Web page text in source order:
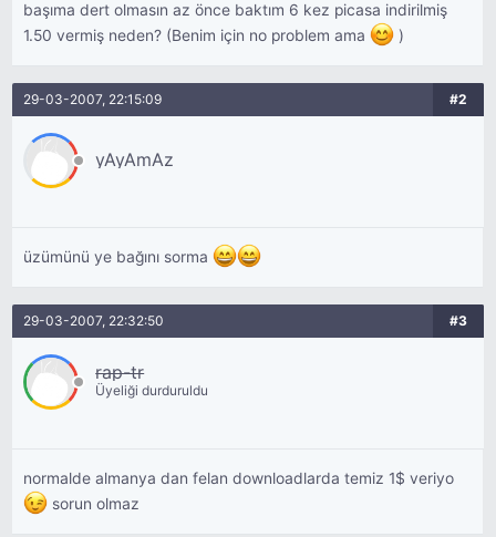
başıma dert olmasın az önce baktım 6 kez picasa indirilmiş
1.50 vermiş neden? (Benim için no problem ama
)
29-03-2007, 22:15:09 #2
yAyAmAz
üzümünü ye bağını sorma
29-03-2007, 22:32:50 #3
rap-tr
Üyeliği durduruldu
normalde almanya dan felan downloadlarda temiz 1$ veriyo
sorun olmaz